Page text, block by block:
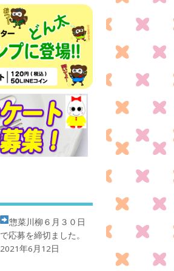
惣菜川柳 ６月３０日
で応募を締切ました。
2021年6月12日